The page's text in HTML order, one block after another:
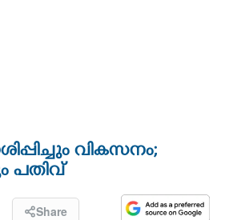
വികസനം;
പതിവ്
Share